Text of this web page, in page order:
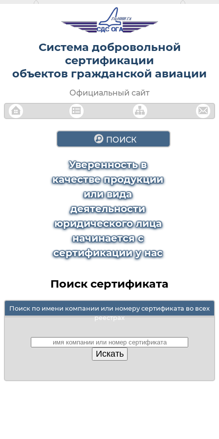
Система добровольной
сертификации
объектов гражданской авиации
Официальный сайт
ПОИСК
Уверенность в
качестве продукции
или вида
деятельности
юридического лица
начинается с
сертификации у нас
Поиск сертификата
Поиск по имени компании или номеру сертификата во всех
реестрах